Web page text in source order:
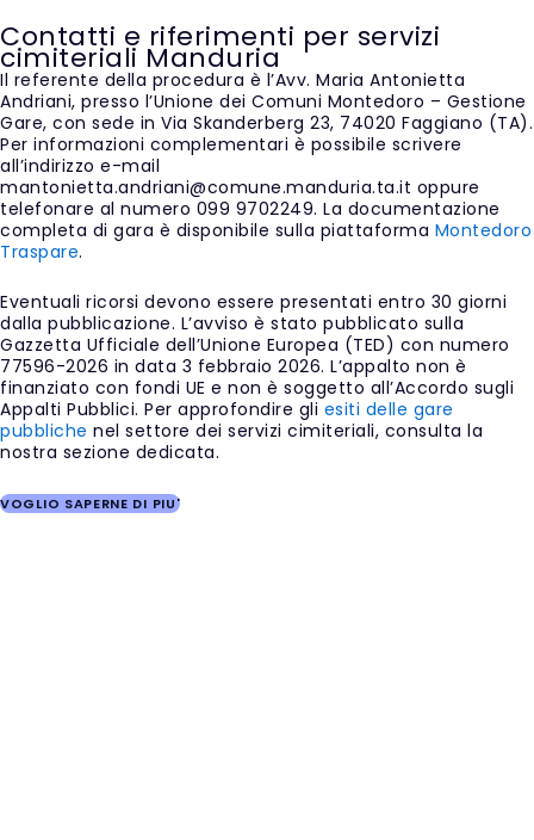
Contatti e riferimenti per servizi
cimiteriali Manduria
Il referente della procedura è l’Avv. Maria Antonietta
Andriani, presso l’Unione dei Comuni Montedoro – Gestione
Gare, con sede in Via Skanderberg 23, 74020 Faggiano (TA).
Per informazioni complementari è possibile scrivere
all’indirizzo e-mail
mantonietta.andriani@comune.manduria.ta.it oppure
telefonare al numero 099 9702249. La documentazione
completa di gara è disponibile sulla piattaforma Montedoro
Traspare.
Eventuali ricorsi devono essere presentati entro 30 giorni
dalla pubblicazione. L’avviso è stato pubblicato sulla
Gazzetta Ufficiale dell’Unione Europea (TED) con numero
77596-2026 in data 3 febbraio 2026. L’appalto non è
finanziato con fondi UE e non è soggetto all’Accordo sugli
Appalti Pubblici. Per approfondire gli esiti delle gare
pubbliche nel settore dei servizi cimiteriali, consulta la
nostra sezione dedicata.
VOGLIO SAPERNE DI PIU'